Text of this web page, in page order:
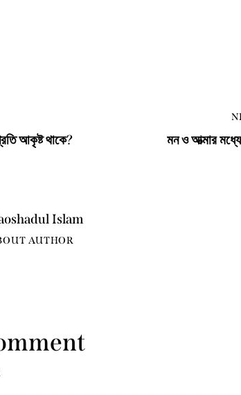
আকৃষ্ট থাকে? মন ও আত্মার
Islam
AUTHOR